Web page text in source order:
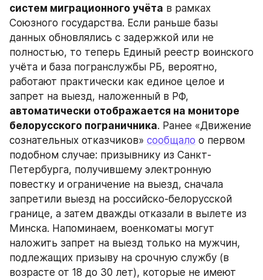
систем миграционного учёта в рамках
Союзного государства. Если раньше базы
данных обновлялись с задержкой или не
полностью, то теперь Единый реестр воинского
учёта и база погранслужбы РБ, вероятно,
работают практически как единое целое и
автоматически отображается на мониторе
белорусского пограничника. Ранее «Движение
сознательных отказчиков» сообщало о первом
подобном случае: призывнику из Санкт-
Петербурга, получившему электронную
повестку и ограничение на выезд, сначала
запретили выезд на российско-белорусской
границе, а затем дважды отказали в вылете из
Минска. Напоминаем, военкоматы могут
наложить запрет на выезд только на мужчин,
подлежащих призыву на срочную службу (в
возрасте от 18 до 30 лет), которые не имеют